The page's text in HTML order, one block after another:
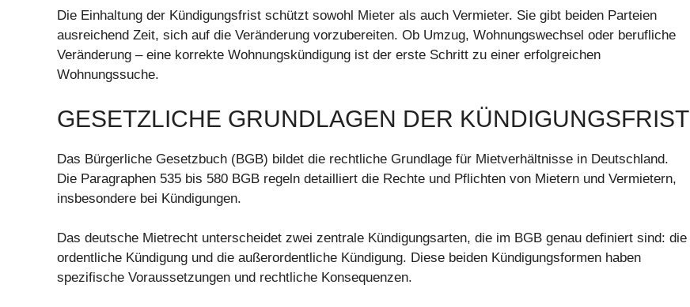
Die Einhaltung der Kündigungsfrist schützt sowohl Mieter als auch Vermieter. Sie gibt beiden Parteien
ausreichend Zeit, sich auf die Veränderung vorzubereiten. Ob Umzug, Wohnungswechsel oder berufliche
Veränderung – eine korrekte Wohnungskündigung ist der erste Schritt zu einer erfolgreichen
Wohnungssuche.
GESETZLICHE GRUNDLAGEN DER KÜNDIGUNGSFRIST
Das Bürgerliche Gesetzbuch (BGB) bildet die rechtliche Grundlage für Mietverhältnisse in Deutschland.
Die Paragraphen 535 bis 580 BGB regeln detailliert die Rechte und Pflichten von Mietern und Vermietern,
insbesondere bei Kündigungen.
Das deutsche Mietrecht unterscheidet zwei zentrale Kündigungsarten, die im BGB genau definiert sind: die
ordentliche Kündigung und die außerordentliche Kündigung. Diese beiden Kündigungsformen haben
spezifische Voraussetzungen und rechtliche Konsequenzen.